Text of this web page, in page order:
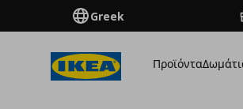
Greek
Προϊόντα